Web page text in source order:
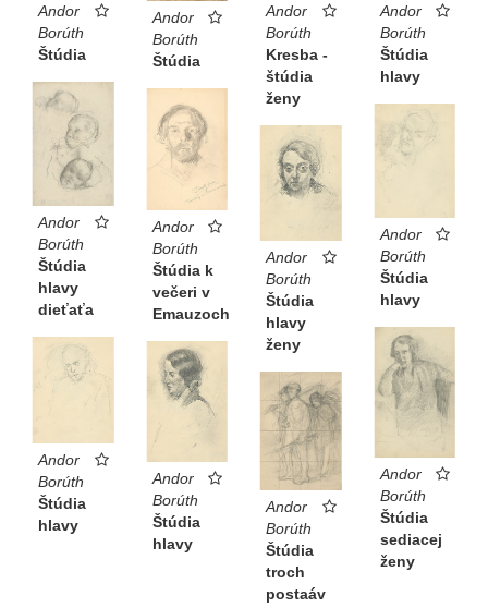
Andor
Borúth
Štúdia
Andor
Borúth
Štúdia
Andor
Borúth
Kresba -
štúdia
ženy
Andor
Borúth
Štúdia
hlavy
Andor
Borúth
Štúdia
hlavy
dieťaťa
Andor
Borúth
Štúdia k
večeri v
Emauzoch
Andor
Borúth
Štúdia
hlavy
Andor
Borúth
Štúdia
hlavy
ženy
Andor
Borúth
Štúdia
sediacej
ženy
Andor
Borúth
Štúdia
hlavy
Andor
Borúth
Štúdia
hlavy
Andor
Borúth
Štúdia
troch
postaáv